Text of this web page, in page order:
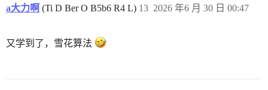
a大力啊 (Ti D Ber O B5b6 R4 L) 2026 年6 月 30 日 00:47
13
又学到了，雪花算法